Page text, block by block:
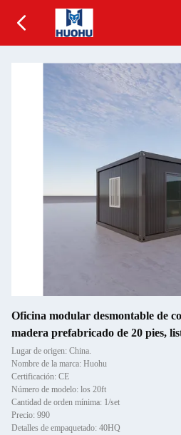
Oficina modular desmontable de
madera prefabricado de 20 pies,
Lugar de origen: China.
Nombre de la marca: Huohu
Certificación: CE
Número de modelo: los 20ft
Cantidad de orden mínima: 1/set
Precio: 990
Detalles de empaquetado: 40HQ